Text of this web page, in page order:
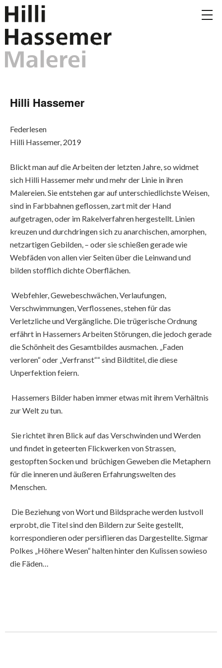
Hilli Hassemer
Federlesen
Hilli Hassemer, 2019
Blickt man auf die Arbeiten der letzten Jahre, so widmet
sich Hilli Hassemer mehr und mehr der Linie in ihren
Malereien. Sie entstehen gar auf unterschiedlichste Weisen,
sind in Farbbahnen geflossen, zart mit der Hand
aufgetragen, oder im Rakelverfahren hergestellt. Linien
kreuzen und durchdringen sich zu anarchischen, amorphen,
netzartigen Gebilden, – oder sie schießen gerade wie
Webfäden von allen vier Seiten über die Leinwand und
bilden stofflich dichte Oberflächen.
Webfehler, Gewebeschwächen, Verlaufungen,
Verschwimmungen, Verflossenes, stehen für das
Verletzliche und Vergängliche. Die trügerische Ordnung
erfährt in Hassemers Arbeiten Störungen, die jedoch gerade
die Schönheit des Gesamtbildes ausmachen. „Faden
verloren“ oder „Verfranst““ sind Bildtitel, die diese
Unperfektion feiern.
Hassemers Bilder haben immer etwas mit ihrem Verhältnis
zur Welt zu tun.
Sie richtet ihren Blick auf das Verschwinden und Werden
und findet in geteerten Flickwerken von Strassen,
gestopften Socken und brüchigen Geweben die Metaphern
für die inneren und äußeren Erfahrungswelten des
Menschen.
Die Beziehung von Wort und Bildsprache werden lustvoll
erprobt, die Titel sind den Bildern zur Seite gestellt,
korrespondieren oder persiflieren das Dargestellte. Sigmar
Polkes „Höhere Wesen“ halten hinter den Kulissen sowieso
die Fäden…